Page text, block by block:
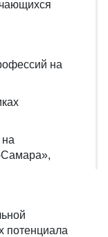
на
Самара»,
потенциала